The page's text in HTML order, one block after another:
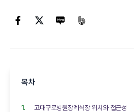
목차
고대구로병원장례식장 위치와 접근성